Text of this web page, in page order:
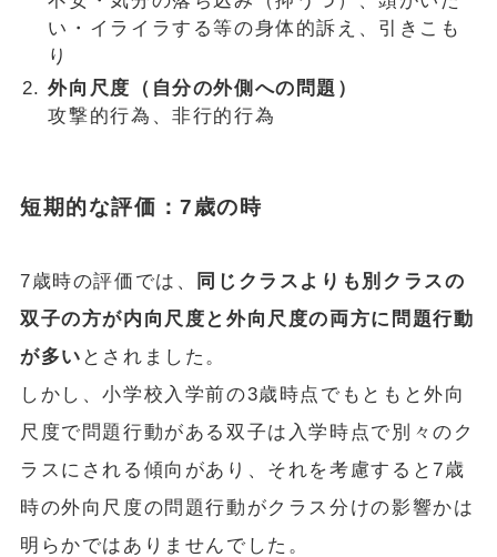
い・イライラする等の身体的訴え、引きこも
り
外向尺度（自分の外側への問題）
攻撃的行為、非行的行為
短期的な評価：7歳の時
7歳時の評価では、
同じクラスよりも別クラスの
双子の方が内向尺度と外向尺度の両方に問題行動
が多い とされました。
しかし、小学校入学前の3歳時点でもともと外向
尺度で問題行動がある双子は入学時点で別々のク
ラスにされる傾向があり、それを考慮すると7歳
時の外向尺度の問題行動がクラス分けの影響かは
明らかではありませんでした。